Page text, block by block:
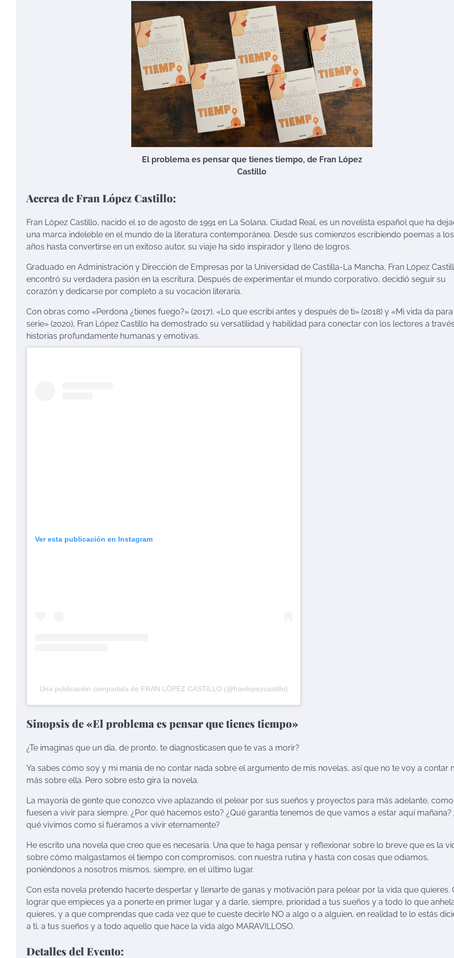
El problema es pensar que tienes tiempo, de Fran López
Castillo
Acerca de Fran López Castillo:
Fran López Castillo, nacido el 10 de agosto de 1991 en La Solana, Ciudad Real, es un novelista español que ha
una marca indeleble en el mundo de la literatura contemporánea. Desde sus comienzos escribiendo poemas a los
años hasta convertirse en un exitoso autor, su viaje ha sido inspirador y lleno de logros.
Graduado en Administración y Dirección de Empresas por la Universidad de Castilla-La Mancha, Fran López
encontró su verdadera pasión en la escritura. Después de experimentar el mundo corporativo, decidió seguir su
corazón y dedicarse por completo a su vocación literaria.
Con obras como «Perdona ¿tienes fuego?» (2017), «Lo que escribí antes y después de ti» (2018) y «Mi vida da para
serie» (2020), Fran López Castillo ha demostrado su versatilidad y habilidad para conectar con los lectores a
historias profundamente humanas y emotivas.
Ver esta publicación en Instagram
Una publicación compartida de FRAN LÓPEZ CASTILLO (@franlopezcastillo)
Sinopsis de «El problema es pensar que tienes tiempo»
¿Te imaginas que un día, de pronto, te diagnosticasen que te vas a morir?
Ya sabes cómo soy y mi manía de no contar nada sobre el argumento de mis novelas, así que no te voy a contar
más sobre ella. Pero sobre esto gira la novela.
La mayoría de gente que conozco vive aplazando el pelear por sus sueños y proyectos para más adelante,
fuesen a vivir para siempre. ¿Por qué hacemos esto? ¿Qué garantía tenemos de que vamos a estar aquí mañana?
qué vivimos como si fuéramos a vivir eternamente?
He escrito una novela que creo que es necesaria. Una que te haga pensar y reflexionar sobre lo breve que es la
sobre cómo malgastamos el tiempo con compromisos, con nuestra rutina y hasta con cosas que odiamos,
poniéndonos a nosotros mismos, siempre, en el último lugar.
Con esta novela pretendo hacerte despertar y llenarte de ganas y motivación para pelear por la vida que quieres.
lograr que empieces ya a ponerte en primer lugar y a darle, siempre, prioridad a tus sueños y a todo lo que
quieres, y a que comprendas que cada vez que te cueste decirle NO a algo o a alguien, en realidad te lo estás
a ti, a tus sueños y a todo aquello que hace la vida algo MARAVILLOSO.
Detalles del Evento: